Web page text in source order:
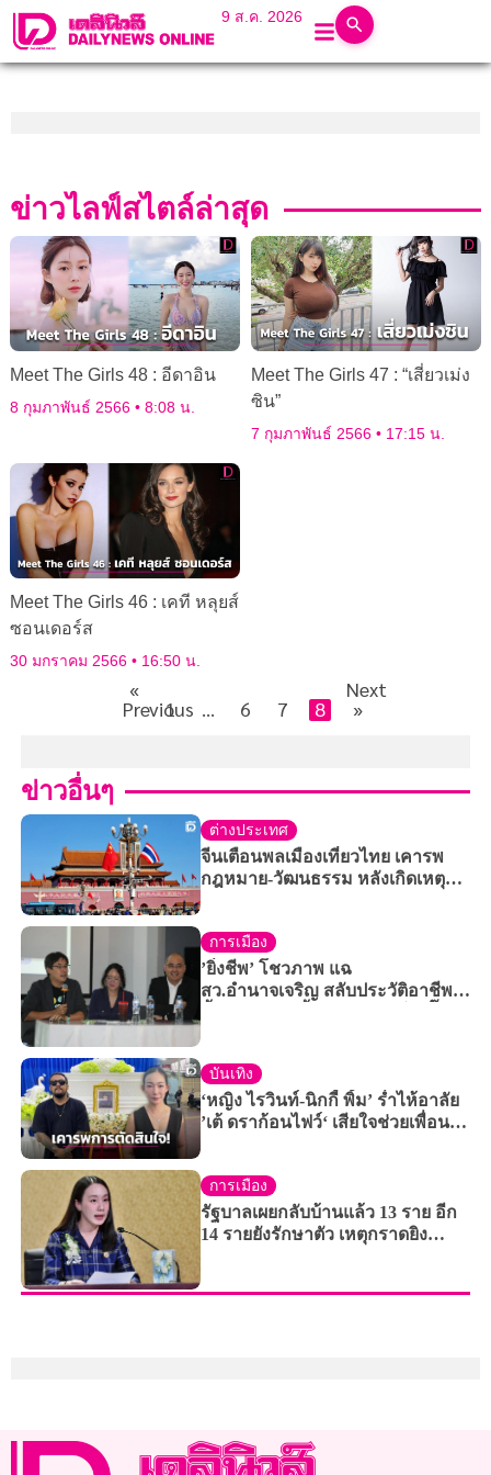
9 ส.ค. 2026
ข่าวไลฟ์สไตล์ล่าสุด
Meet The Girls 48 : อีดาอิน
8 กุมภาพันธ์ 2566 8:08 น.
Meet The Girls 47 : “เสี่ยวเม่ง
ซิน”
7 กุมภาพันธ์ 2566 17:15 น.
Meet The Girls 46 : เคที หลุยส์
ซอนเดอร์ส
30 มกราคม 2566 16:50 น.
«
Previous
1 … 6 7 8
Next
»
ข่าวอื่นๆ
ต่างประเทศ
จีนเตือนพลเมืองเที่ยวไทย เคารพ
กฎหมาย-วัฒนธรรม หลังเกิดเหตุ
วุ่นวายหลายกรณี
การเมือง
’ยิ่งชีพ’ โชวภาพ แฉ
สว.อำนาจเจริญ สลับประวัติอาชีพ-
กการเมืองดัง
บันเทิง
‘หญิง ไรวินท์-นิกกี้ พิ้ม’ ร่ำไห้อาลัย
’เต้ ดราก้อนไฟว์‘ เสียใจช่วยเพื่อนไม่
ได้ ยันทำใจเคารพการตัดสินใจ
การเมือง
รัฐบาลเผยกลับบ้านแล้ว 13 ราย อีก
14 รายยังรักษาตัว เหตุกราดยิง